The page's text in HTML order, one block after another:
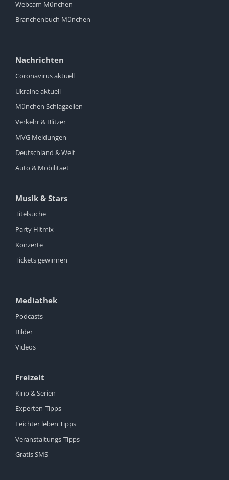
Webcam München
Branchenbuch München
Nachrichten
Coronavirus aktuell
Ukraine aktuell
München Schlagzeilen
Verkehr & Blitzer
MVG Meldungen
Deutschland & Welt
Auto & Mobilitaet
Musik & Stars
Titelsuche
Party Hitmix
Konzerte
Tickets gewinnen
Mediathek
Podcasts
Bilder
Videos
Freizeit
Kino & Serien
Experten-Tipps
Leichter leben Tipps
Veranstaltungs-Tipps
Gratis SMS